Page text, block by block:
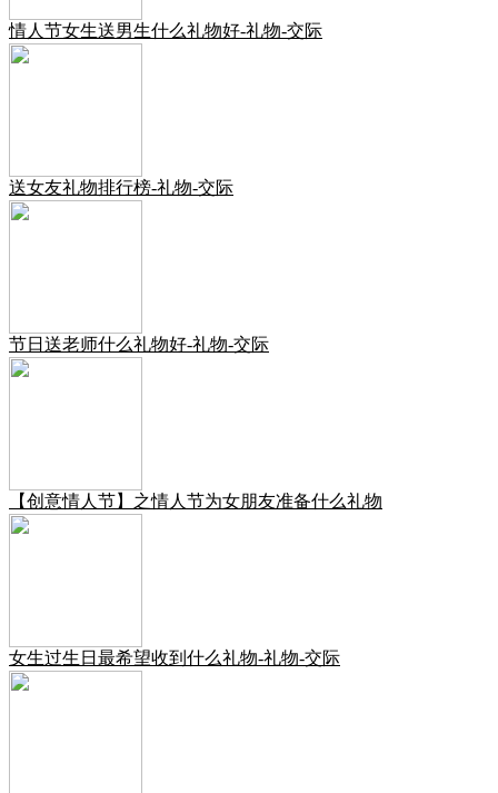
情人节女生送男生什么礼物好-礼物-交际
送女友礼物排行榜-礼物-交际
节日送老师什么礼物好-礼物-交际
【创意情人节】之情人节为女朋友准备什么礼物
女生过生日最希望收到什么礼物-礼物-交际